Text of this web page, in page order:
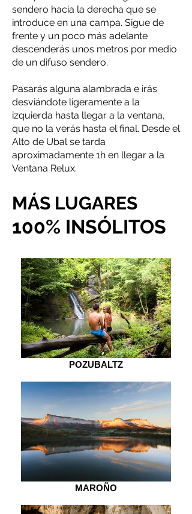
sendero hacia la derecha que se
introduce en una campa. Sigue de
frente y un poco más adelante
descenderás unos metros por medio
de un difuso sendero.
Pasarás alguna alambrada e irás
desviándote ligeramente a la
izquierda hasta llegar a la ventana,
que no la verás hasta el final. Desde el
Alto de Ubal se tarda
aproximadamente 1h en llegar a la
Ventana Relux.
MÁS LUGARES
100% INSÓLITOS
POZUBALTZ
MAROÑO